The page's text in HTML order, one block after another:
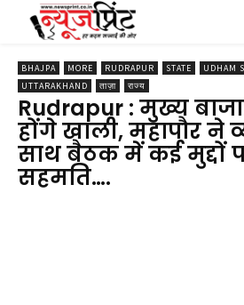
BHAJPA MORE RUDRAPUR STATE
UDHAM
UTTARAKHAND
ताज़ा राज्य
Rudrapur : मुख्य
होंगे खाली, महापौर ने
साथ बैठक में कई मुद्दों
सहमति….